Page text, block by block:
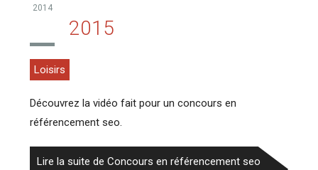
2014
2015
Loisirs
Découvrez la vidéo fait pour un concours en
référencement seo.
Lire la suite de Concours en référencement seo